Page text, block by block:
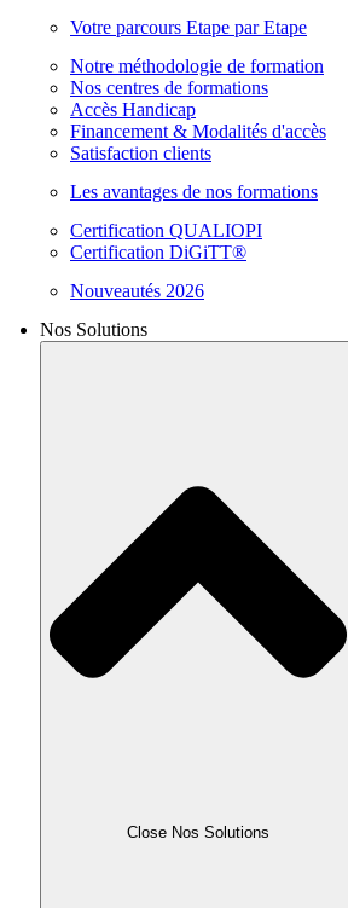
Votre parcours Etape par Etape
Notre méthodologie de formation
Nos centres de formations
Accès Handicap
Financement & Modalités d'accès
Satisfaction clients
Les avantages de nos formations
Certification QUALIOPI
Certification DiGiTT®
Nouveautés 2026
Nos Solutions
Close Nos Solutions